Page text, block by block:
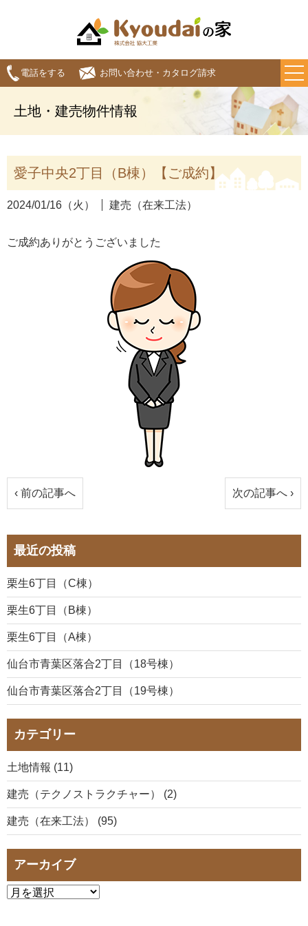
電話をする お問い合わせ・カタログ請求
土地・建売物件情報
愛子中央2丁目（B棟）【ご成約】
2024/01/16（火） 建売（在来工法）
ご成約ありがとうございました
‹ 前の記事へ 次の記事へ ›
最近の投稿
栗生6丁目（C棟）
栗生6丁目（B棟）
栗生6丁目（A棟）
仙台市青葉区落合2丁目（18号棟）
仙台市青葉区落合2丁目（19号棟）
カテゴリー
土地情報 (11)
建売（テクノストラクチャー） (2)
建売（在来工法） (95)
アーカイブ